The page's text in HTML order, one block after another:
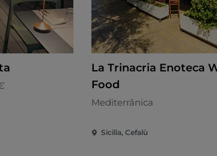
La Trinacria Enoteca
Food
Mediterrânica
Sicilia, Cefalù